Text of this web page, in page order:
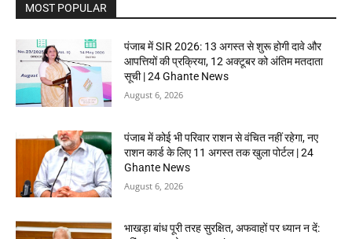
MOST POPULAR
पंजाब में SIR 2026: 13 अगस्त से शुरू होगी दावे और
आपत्तियों की प्रक्रिया, 12 अक्टूबर को अंतिम मतदाता
सूची | 24 Ghante News
August 6, 2026
पंजाब में कोई भी परिवार राशन से वंचित नहीं रहेगा, नए
राशन कार्ड के लिए 11 अगस्त तक खुला पोर्टल | 24
Ghante News
August 6, 2026
भाखड़ा बांध पूरी तरह सुरक्षित, अफवाहों पर ध्यान न दें: